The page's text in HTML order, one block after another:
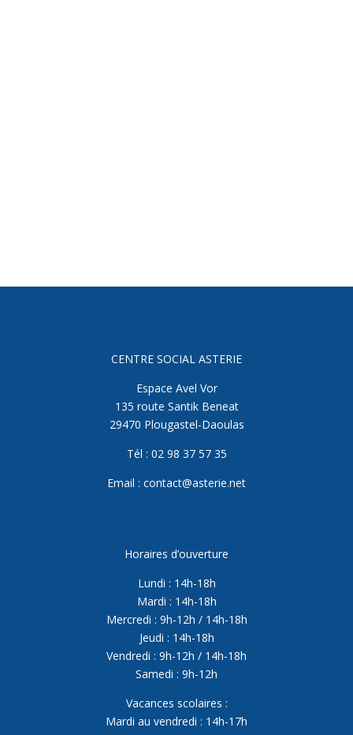
CENTRE SOCIAL ASTERIE
Espace Avel Vor
135 route Santik Beneat
29470 Plougastel-Daoulas
Tél : 02 98 37 57 35
Email : contact@asterie.net
Horaires d’ouverture
Lundi : 14h-18h
Mardi : 14h-18h
Mercredi : 9h-12h / 14h-18h
Jeudi : 14h-18h
Vendredi : 9h-12h / 14h-18h
Samedi : 9h-12h
Vacances scolaires :
Mardi au vendredi : 14h-17h